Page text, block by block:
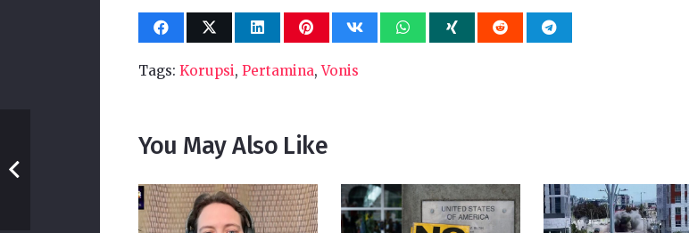
Tags: Korupsi, Pertamina,Vonis
You May Also Like